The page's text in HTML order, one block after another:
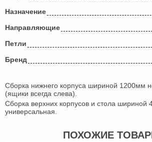
Назначение
Направляющие
Петли
Бренд
Сборка нижнего корпуса шириной 1200мм
(ящики всегда слева).
Сборка верхних корпусов и стола шириной
универсальная.
ПОХОЖИЕ